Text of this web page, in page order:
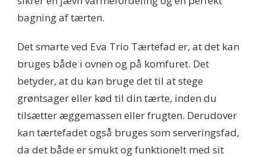
bagning af tærten.
Det smarte ved Eva Trio Tærtefad er, at det kan
bruges både i ovnen og på komfuret. Det
betyder, at du kan bruge det til at stege
grøntsager eller kød til din tærte, inden du
tilsætter æggemassen eller frugten. Derudover
kan tærtefadet også bruges som serveringsfad,
da det både er smukt og funktionelt med sit